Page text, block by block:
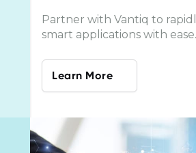
Partner with Vantiq to
smart applications with ease.
Learn More